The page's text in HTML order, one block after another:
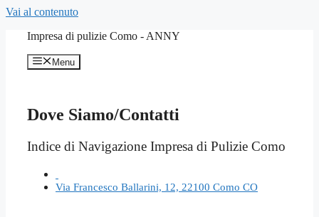
Vai al contenuto
Impresa di pulizie Como - ANNY
Menu
Dove Siamo/Contatti
Indice di Navigazione Impresa di Pulizie Como
Via Francesco Ballarini, 12, 22100 Como CO